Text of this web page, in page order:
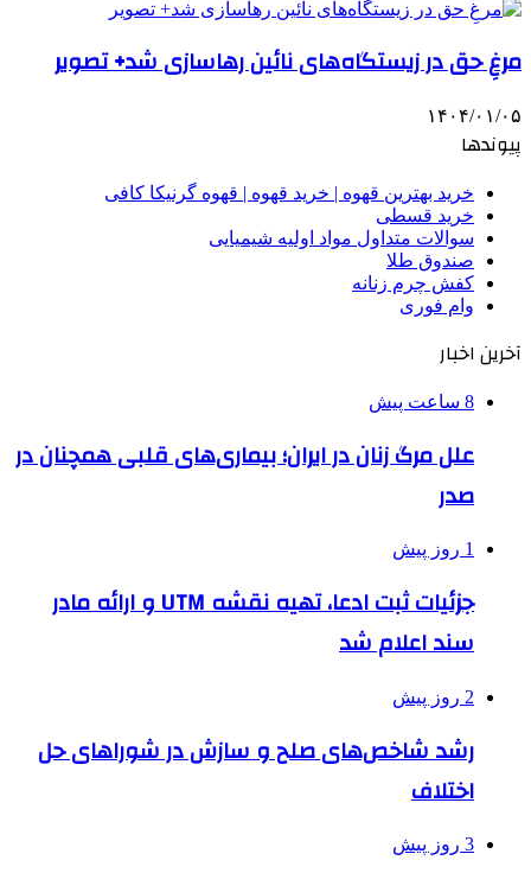
مرغِ حق در زیستگاه‌های نائین رهاسازی شد+ تصویر
۱۴۰۴/۰۱/۰۵
پیوندها
خرید بهترین قهوه | خرید قهوه | قهوه گرنیکا کافی
خرید قسطی
سوالات متداول مواد اولیه شیمیایی
صندوق طلا
کفش چرم زنانه
وام فوری
آخرین اخبار
8 ساعت پیش
علل مرگ زنان در ایران؛ بیماری‌های قلبی همچنان در
صدر
1 روز پیش
جزئیات ثبت ادعا، تهیه نقشه UTM و ارائه مادر
سند اعلام شد
2 روز پیش
رشد شاخص‌های صلح و سازش در شوراهای حل
اختلاف
3 روز پیش